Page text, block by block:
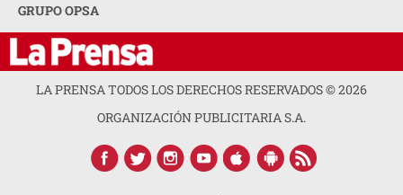
GRUPO OPSA
LA PRENSA TODOS LOS DERECHOS RESERVADOS ©2026
ORGANIZACIÓN PUBLICITARIA S.A.